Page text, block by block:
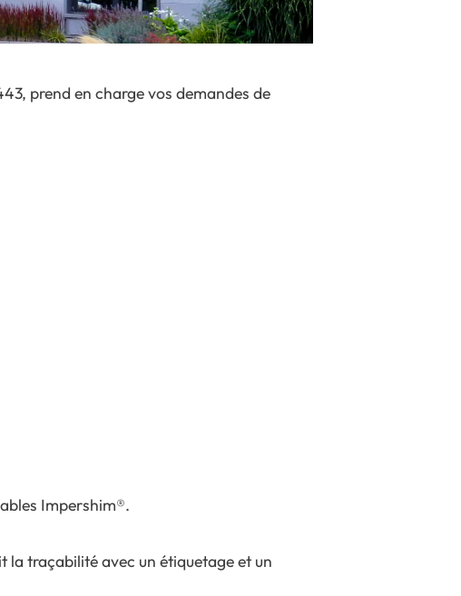
prend en charge vos demandes de
Impershim®.
la traçabilité avec un étiquetage et un